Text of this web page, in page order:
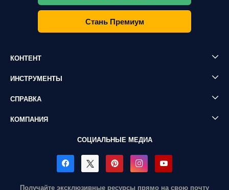
Стань Премиум
КОНТЕНТ
ИНСТРУМЕНТЫ
СПРАВКА
КОМПАНИЯ
СОЦИАЛЬНЫЕ МЕДИА
Получайте эксклюзивные ресурсы прямо на свою почту